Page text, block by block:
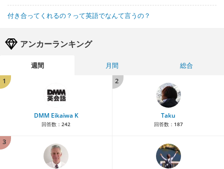
付き合ってくれるの？って英語でなんて言うの？
アンカーランキング
週間 月間
総合
1
DMM Eikaiwa K
回答数： 242
2
Taku
回答数： 187
3